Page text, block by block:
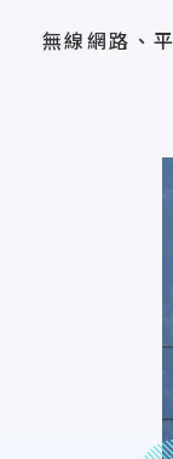
無線網路、